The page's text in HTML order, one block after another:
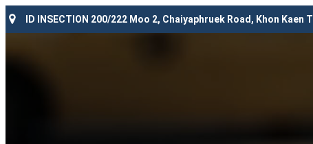
ID INSECTION 200/222 Moo 2, Chaiyaphruek Road, Khon Kaen